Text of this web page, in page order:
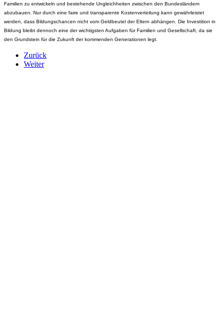
Familien zu entwickeln und bestehende Ungleichheiten zwischen den Bundesländern
abzubauen. Nur durch eine faire und transparente Kostenverteilung kann gewährleistet
werden, dass Bildungschancen nicht vom Geldbeutel der Eltern abhängen. Die Investition in
Bildung bleibt dennoch eine der wichtigsten Aufgaben für Familien und Gesellschaft, da sie
den Grundstein für die Zukunft der kommenden Generationen legt.
Zurück
Weiter